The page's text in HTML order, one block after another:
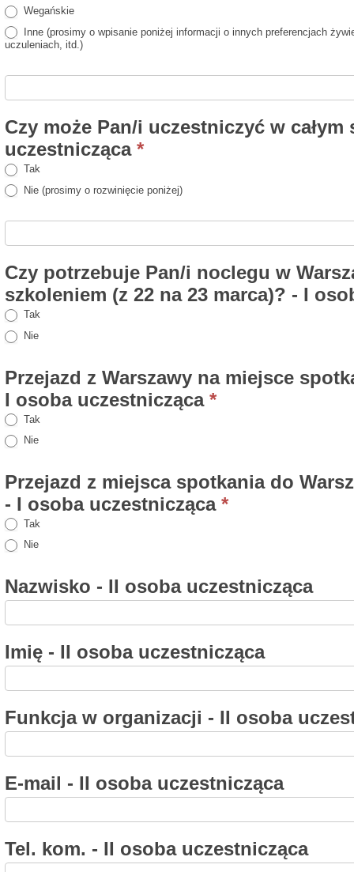
Wegańskie
Inne (prosimy o wpisanie poniżej informacji o innych preferencjach
uczuleniach, itd.)
Czy może Pan/i uczestniczyć w
uczestnicząca *
Tak
Nie (prosimy o rozwinięcie poniżej)
Czy potrzebuje Pan/i noclegu w
szkoleniem (z 22 na 23 marca)? - I
Tak
Nie
Przejazd z Warszawy na miejsce
I osoba uczestnicząca *
Tak
Nie
Przejazd z miejsca spotkania do
- I osoba uczestnicząca *
Tak
Nie
Nazwisko - II osoba uczestnicząca
Imię - II osoba uczestnicząca
Funkcja w organizacji - II osoba
E-mail - II osoba uczestnicząca
Tel. kom. - II osoba uczestnicząca